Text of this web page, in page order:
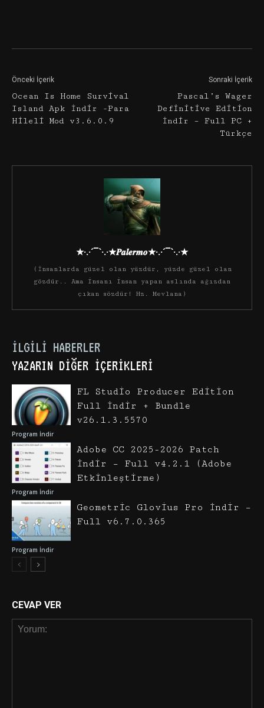
Önceki İçerik
Ocean Is Home Survival
Island Apk İndir -Para
Hileli Mod v3.6.0.9
Sonraki İçerik
Pascal’s Wager
Definitive Edition
İndir – Full PC +
Türkçe
★·.·´¯`·.·★𝑷𝒂𝒍𝒆𝒓𝒎𝒐★·.·´¯`·.·★
(İnsanlarda güzel olan yüzdür, yüzde güzel olan
gözdür.. Ama insanı insan yapan aslında ağızdan
çıkan sözdür! Hz. Mevlana)
İLGILI HABERLER
YAZARIN DIĞER İÇERIKLERI
Program İndir
FL Studio Producer Edition
Full İndir + Bundle
v26.1.3.5570
Program İndir
Adobe CC 2025-2026 Patch
İndir – Full v4.2.1 (Adobe
Etkinleştirme)
Program İndir
Geometric Glovius Pro İndir –
Full v6.7.0.365
CEVAP VER